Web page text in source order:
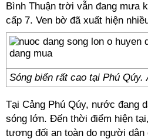
Bình Thuận trời vẫn đang mưa
cấp 7. Ven bờ đã xuất hiện
Sóng biển rất cao tại Phú Qúy.
Tại Cảng Phú Qúy, nước đang
sóng lớn. Đến thời điểm hiện
tương đối an toàn do người dân